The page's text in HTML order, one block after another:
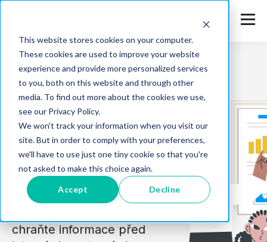
This website stores cookies on your computer.
These cookies are used to improve your website
experience and provide more personalized services
to you, both on this website and through other
media. To find out more about the cookies we use,
see our Privacy Policy.
We won't track your information when you visit our
site. But in order to comply with your preferences,
we'll have to use just one tiny cookie so that you're
not asked to make this choice again.
Accept Decline
Bezpečnost dat
ve veřejném
sektoru
Zachovejte důvěru,
chraňte informace před